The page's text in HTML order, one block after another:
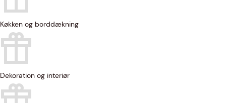
Køkken og borddækning
Dekoration og interiør